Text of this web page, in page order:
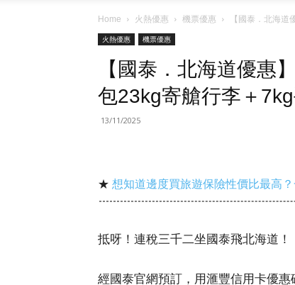
Home 火熱優惠 機票優惠
【國泰．北海
火熱優惠
機票優惠
【國泰．北海道優惠
包23kg寄艙行李＋
13/11/2025
★ 想知道邊度買旅遊保險性價比最高
抵呀！連稅三千二坐國泰飛北海道！
經國泰官網預訂，用滙豐信用卡優惠